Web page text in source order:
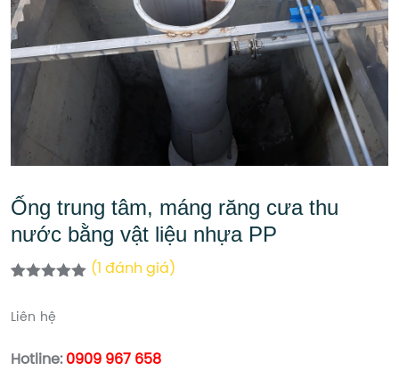
Ống trung tâm, máng răng cưa thu
nước bằng vật liệu nhựa PP
đánh giá
(1 đánh giá)
Liên hệ
Hotline: 0909 967 658